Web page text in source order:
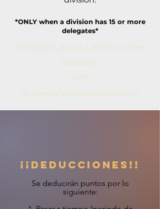
*ONLY when a division has 15 or more
delegates*
PORCENTAJE DE LA PUNTUACIÓN
GENERAL:
100%
Se elimina la puntuación anterior.
¡¡DEDUCCIONES!!
Se deducirán puntos por lo
siguiente: